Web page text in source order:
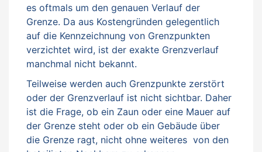
es oftmals um den genauen Verlauf der
Grenze. Da aus Kostengründen gelegentlich
auf die Kennzeichnung von Grenzpunkten
verzichtet wird, ist der exakte Grenzverlauf
manchmal nicht bekannt.
Teilweise werden auch Grenzpunkte zerstört
oder der Grenzverlauf ist nicht sichtbar. Daher
ist die Frage, ob ein Zaun oder eine Mauer auf
der Grenze steht oder ob ein Gebäude über
die Grenze ragt, nicht ohne weiteres von den